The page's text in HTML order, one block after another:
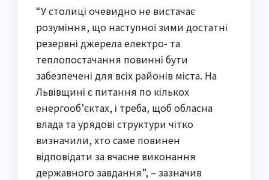
“У столиці очевидно не вистачає
розуміння, що наступної зими достатні
резервні джерела електро- та
теплопостачання повинні бути
забезпечені для всіх районів міста. На
Львівщині є питання по кількох
енергооб’єктах, і треба, щоб обласна
влада та урядові структури чітко
визначили, хто саме повинен
відповідати за вчасне виконання
державного завдання”, – зазначив